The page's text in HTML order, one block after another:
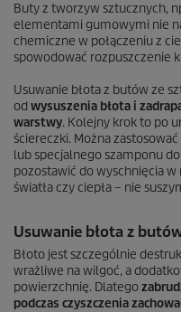
Buty z tworzyw sztucznych,
elementami gumowymi nie
chemiczne w połączeniu z
spowodować rozpuszczenie
Usuwanie błota z butów ze
od wysuszenia błota i
warstwy. Kolejny krok to po
ściereczki. Można
lub specjalnego szamponu
pozostawić do wyschnięcia w
światła czy ciepła – nie
Usuwanie błota z
Błoto jest szczególnie
wrażliwe na wilgoć, a
powierzchnię. Dlatego
podczas czyszczenia